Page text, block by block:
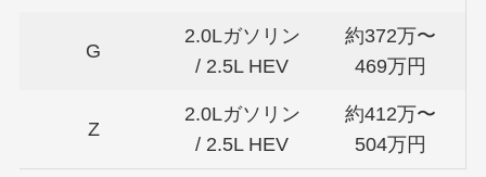
G
2.0Lガソリン
/ 2.5L HEV
約372万〜
469万円
Z
2.0Lガソリン
/ 2.5L HEV
約412万〜
504万円